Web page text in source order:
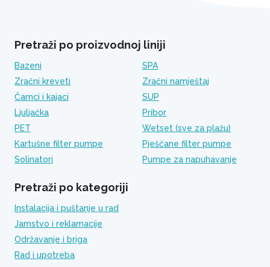
Pretraži po proizvodnoj liniji
Bazeni
SPA
Zračni kreveti
Zračni namještaj
Čamci i kajaci
SUP
Ljuljačka
Pribor
PET
Wetset (sve za plažu)
Kartušne filter pumpe
Pješčane filter pumpe
Solinatori
Pumpe za napuhavanje
Pretraži po kategoriji
Instalacija i puštanje u rad
Jamstvo i reklamacije
Održavanje i briga
Rad i upotreba